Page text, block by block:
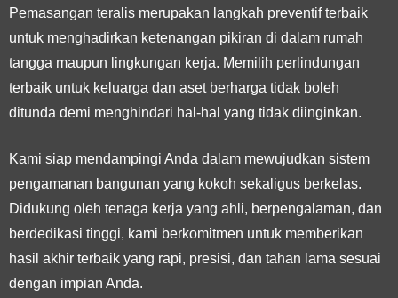
Pemasangan teralis merupakan langkah preventif terbaik
untuk menghadirkan ketenangan pikiran di dalam rumah
tangga maupun lingkungan kerja. Memilih perlindungan
terbaik untuk keluarga dan aset berharga tidak boleh
ditunda demi menghindari hal-hal yang tidak diinginkan.
Kami siap mendampingi Anda dalam mewujudkan sistem
pengamanan bangunan yang kokoh sekaligus berkelas.
Didukung oleh tenaga kerja yang ahli, berpengalaman, dan
berdedikasi tinggi, kami berkomitmen untuk memberikan
hasil akhir terbaik yang rapi, presisi, dan tahan lama sesuai
dengan impian Anda.